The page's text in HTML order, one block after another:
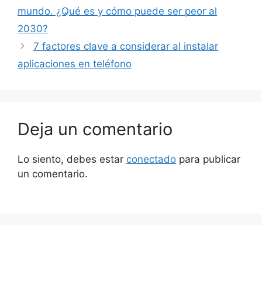
mundo. ¿Qué es y cómo puede ser peor al
2030?
7 factores clave a considerar al instalar
aplicaciones en teléfono
Deja un comentario
Lo siento, debes estar conectado para publicar
un comentario.